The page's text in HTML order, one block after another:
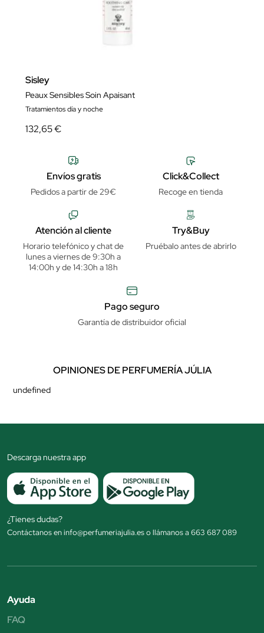
Sisley
Peaux Sensibles Soin Apaisant
Tratamientos día y noche
132,65 €
Envíos gratis
Pedidos a partir de 29€
Click&Collect
Recoge en tienda
Atención al cliente
Horario telefónico y chat de
lunes a viernes de 9:30h a
14:00h y de 14:30h a 18h
Try&Buy
Pruébalo antes de abrirlo
Pago seguro
Garantía de distribuidor oficial
OPINIONES DE PERFUMERÍA JÚLIA
undefined
Descarga nuestra app
¿Tienes dudas?
Contáctanos en info@perfumeriajulia.es o llámanos a 663 687 089
Ayuda
FAQ